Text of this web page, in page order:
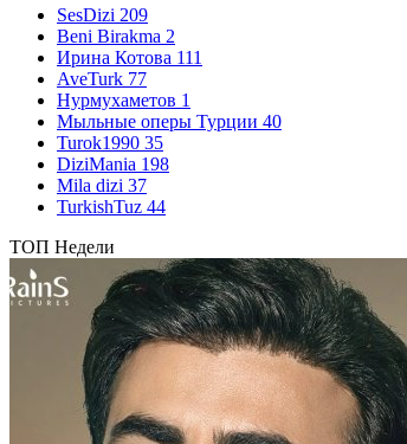
SesDizi 209
Beni Birakma 2
Ирина Котова 111
AveTurk 77
Нурмухаметов 1
Мыльные оперы Турции 40
Turok1990 35
DiziMania 198
Mila dizi 37
TurkishTuz 44
ТОП Недели